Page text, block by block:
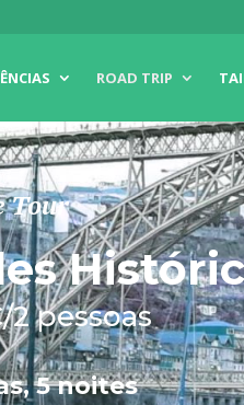
ROAD TRIP
Tour
2 pessoas
5 noites